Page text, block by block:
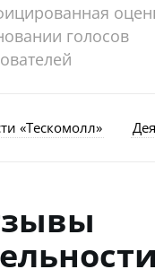
голосов
«Тескомолл»